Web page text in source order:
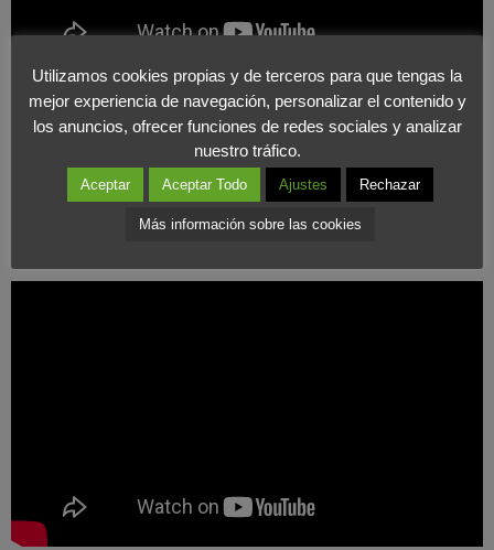
Wren,First Kiss.
, es una marca de ropa que realizó un spot publicitario en el
Utilizamos cookies propias y de terceros para que tengas la
mejor experiencia de navegación, personalizar el contenido y
los anuncios, ofrecer funciones de redes sociales y analizar
nuestro tráfico.
Aceptar Aceptar Todo Ajustes Rechazar
Más información sobre las cookies